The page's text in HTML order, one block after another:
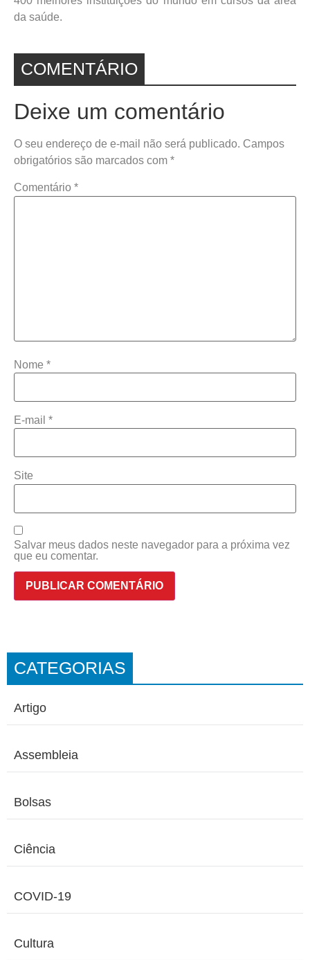
da saúde.
COMENTÁRIO
Deixe um comentário
O seu endereço de e-mail não será publicado. Campos
obrigatórios são marcados com *
Comentário *
Nome *
E-mail *
Site
Salvar meus dados neste navegador para a próxima vez
que eu comentar.
CATEGORIAS
Artigo
Assembleia
Bolsas
Ciência
COVID-19
Cultura